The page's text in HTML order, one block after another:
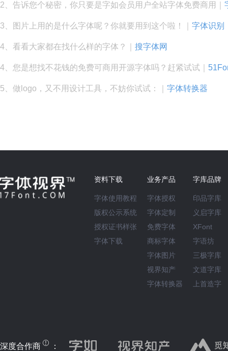
2、告诉您个秘密，你只要是字如会员用户全站字体免费商用｜
3、图片上用的是什么字体呢？你就要用到这个啦！｜ 字体识别
4、看看大家都在找什么样的字体？｜ 搜字体网
4、您是想找不花钱的免费可商用开源字体吗？赶紧试试｜
5、做logo，又不用设计工具，不妨你试试：｜ 字体转换器
资料下载
字体使用教程
版权公示系统
授权证书样张
字体下载
业务产品
字体授权
字体定制
免费字体
商标字体
字体图片
视界知产
字体转换器
字库品牌
印品字库
义启字库
XFont
字语坊
三极字库
文道字库
上首造字
深度合作商 ：